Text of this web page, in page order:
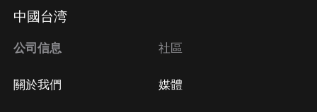
中國台湾
公司信息
關於我們
社區
媒體